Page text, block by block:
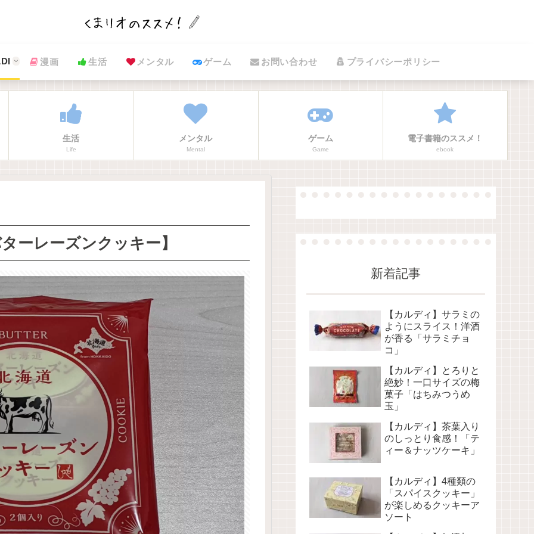
漫画 生活 メンタル ゲーム お問い合わせ プライバシーポリシー
生活
Life
メンタル
Mental
ゲーム
Game
電子書籍のススメ！
ebook
ーレーズンクッキー】
新着記事
【カルディ】サラミの
ようにスライス！洋酒
が香る「サラミチョ
コ」
【カルディ】とろりと
絶妙！一口サイズの梅
菓子「はちみつうめ
玉」
【カルディ】茶葉入り
のしっとり食感！「テ
ィー＆ナッツケーキ」
【カルディ】4種類の
「スパイスクッキー」
が楽しめるクッキーア
ソート